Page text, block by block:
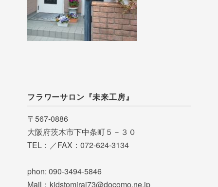
フラワーサロン『未来工房』
〒567-0886
大阪府茨木市下中条町５－３０
TEL：／FAX：072-624-3134
phon: 090-3494-5846
Mail：kidstomirai73@docomo.ne.jp